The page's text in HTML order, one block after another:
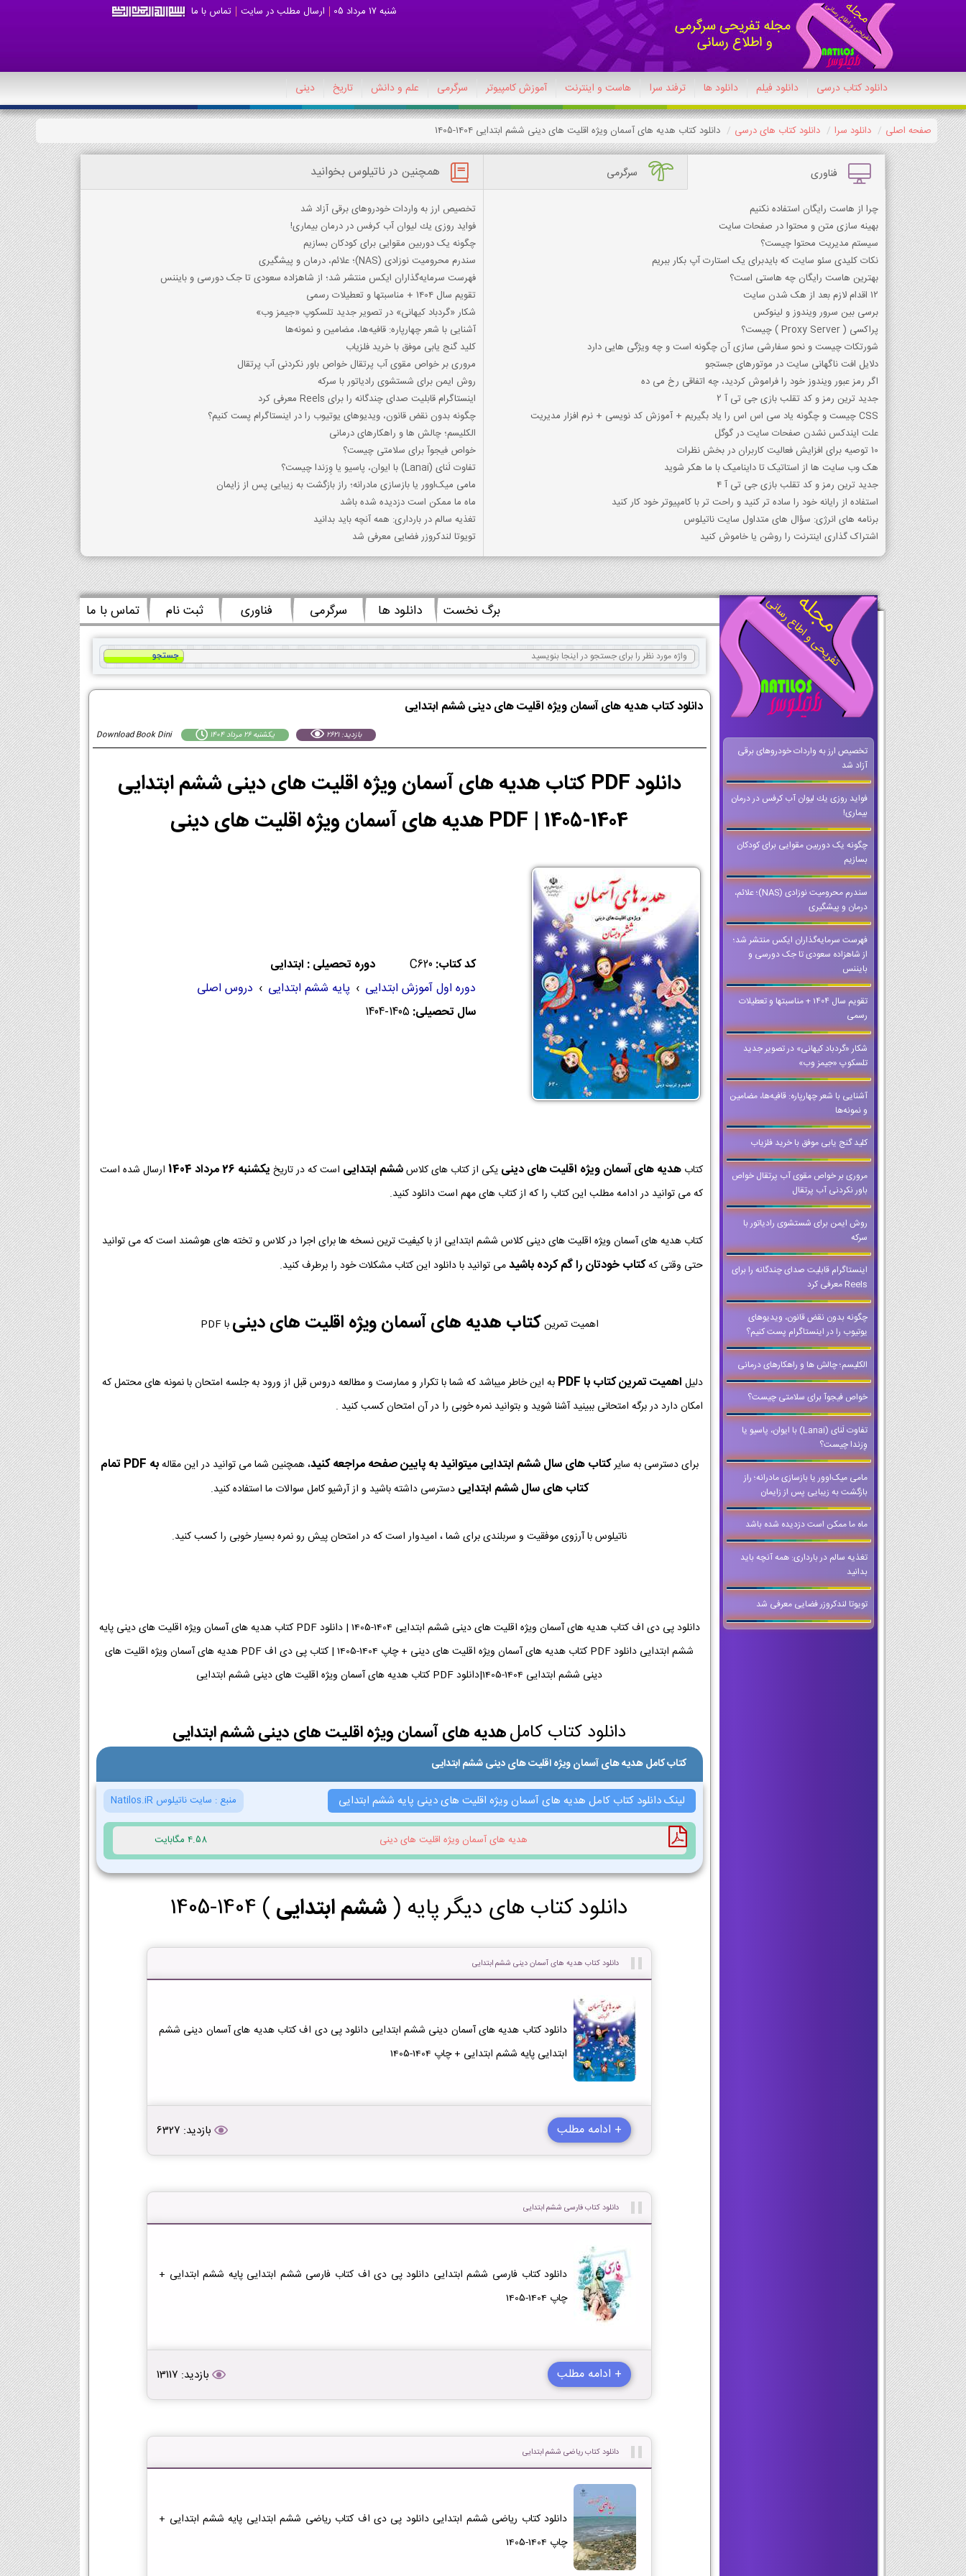
شنبه 17 مرداد 05 ارسال مطلب در سایت تماس با ما
دانلود کتاب درسی دانلود فیلم دانلود ها ترفند سرا هاست و اینترنت آموزش کامپیوتر سرگرمی علم و دانش تاریخ دینی
صفحه اصلی دانلود سرا دانلود کتاب های درسی دانلود کتاب هدیه های آسمان ویژه اقلیت های دینی ششم ابتدایی 1404-1405
فناوری سرگرمی
چرا از هاست رایگان استفاده نکنیم
بهینه سازی متن و محتوا در صفحات سایت
سیستم مدیریت محتوا چیست؟
نکات کلیدی سئو سایت که بایدبرای یک استارت آپ بکار ببریم
بهترین هاست رایگان چه هاستی است؟
12 اقدام لازم بعد از هک شدن سایت
برسی بین سرور ویندوز و لینوکس
پراکسي ( Proxy Server ) چيست؟
شورتکات چیست و نحو سفارشی سازی آن چگونه است و چه ویژگی هایی دارد
دلایل افت ناگهانی سایت در موتورهای جستجو
اگر رمز عبور ویندوز خود را فراموش کردید، چه اتفاقی رخ می ده
جدید ترین رمز و کد تقلب بازی جی تی آ 2
CSS چیست و چگونه یاد سی اس اس را یاد بگیریم + آموزش کد نویسی + نرم افزار مدیریت
علت ایندکس نشدن صفحات سایت در گوگل
10 توصیه برای افزایش فعالیت کاربران در بخش نظرات
هک وب سایت ها از استاتیک تا داینامیک با ما هکر شوید
جدید ترین رمز و کد تقلب بازی جی تی آ 4
استفاده از رایانه خود را ساده تر کنید و راحت تر با کامپیوتر خود کار کنید
برنامه های انرژی: سؤال های متداول سایت ناتیلوس
اشتراک گذاری اینترنت را روشن یا خاموش کنید
همچنین در ناتیلوس بخوانید
تخصیص ارز به واردات خودروهای برقی آزاد شد
فواید روزی یك لیوان آب كرفس در درمان بیماری!
چگونه یک دوربین مقوایی برای کودکان بسازیم
سندرم محرومیت نوزادی (NAS)؛ علائم، درمان و پیشگیری
فهرست سرمایه‌گذاران ایکس منتشر شد؛ از شاهزاده سعودی تا جک دورسی و بایننس
تقویم سال 1404 + مناسبتها و تعطیلات رسمی
شکار «گردباد کیهانی» در تصویر جدید تلسکوپ «جیمز وب»
آشنایی با شعر چهارپاره: قافیه‌ها، مضامین و نمونه‌ها
کلید گنج یابی موفق با خرید فلزیاب
مروری بر خواص مقوی آب پرتقال خواص باور نکردنی آب پرتقال
روش ایمن برای شستشوی رادیاتور با سرکه
اینستاگرام قابلیت صدای چندگانه را برای Reels معرفی کرد
چگونه بدون نقض قانون، ویدیوهای یوتیوب را در اینستاگرام پست کنیم؟
الکلیسم؛ چالش ها و راهکارهای درمانی
خواص فیجوآ برای سلامتی چیست؟
تفاوت لَنای (Lanai) با ایوان، پاسیو یا وِرَندا چیست؟
مامی میک‌اوور یا بازسازی مادرانه؛ راز بازگشت به زیبایی پس از زایمان
ماه ما ممکن است دزدیده شده باشد
تغذیه سالم در بارداری: همه آنچه باید بدانید
تویوتا لندکروزر فضایی معرفی شد
تخصیص ارز به واردات خودروهای برقی
آزاد شد
فواید روزی یك لیوان آب كرفس در درمان
بیماری!
چگونه یک دوربین مقوایی برای کودکان
بسازیم
سندرم محرومیت نوزادی (NAS)؛ علائم،
درمان و پیشگیری
فهرست سرمایه‌گذاران ایکس منتشر شد؛
از شاهزاده سعودی تا جک دورسی و
بایننس
تقویم سال 1404 + مناسبتها و تعطیلات
رسمی
شکار «گردباد کیهانی» در تصویر جدید
تلسکوپ «جیمز وب»
آشنایی با شعر چهارپاره: قافیه‌ها، مضامین
و نمونه‌ها
کلید گنج یابی موفق با خرید فلزیاب
مروری بر خواص مقوی آب پرتقال خواص
باور نکردنی آب پرتقال
روش ایمن برای شستشوی رادیاتور با
سرکه
اینستاگرام قابلیت صدای چندگانه را برای
Reels معرفی کرد
چگونه بدون نقض قانون، ویدیوهای
یوتیوب را در اینستاگرام پست کنیم؟
الکلیسم؛ چالش ها و راهکارهای درمانی
خواص فیجوآ برای سلامتی چیست؟
تفاوت لَنای (Lanai) با ایوان، پاسیو یا
وِرَندا چیست؟
مامی میک‌اوور یا بازسازی مادرانه؛ راز
بازگشت به زیبایی پس از زایمان
ماه ما ممکن است دزدیده شده باشد
تغذیه سالم در بارداری: همه آنچه باید
بدانید
تویوتا لندکروزر فضایی معرفی شد
برگ نخست دانلود ها سرگرمی فناوری ثبت نام تماس با ما
دانلود کتاب هدیه های آسمان ویژه اقلیت های دینی ششم ابتدایی
Download Book Dini يكشنبه 26 مرداد 1404 بازدید: 2621
دانلود PDF کتاب هدیه های آسمان ویژه اقلیت های دینی ششم ابتدایی
1404-1405 | PDF هدیه های آسمان ویژه اقلیت های دینی
کد کتاب: C620
دوره تحصیلی : ابتدایی
دوره اول آموزش ابتدایی › پایه ششم ابتدایی › دروس اصلی
سال تحصیلی: 1404-1405
کتابهدیه های آسمان ویژه اقلیت های دینی یکی از کتاب های کلاسششم ابتدایی است که در تاریخ يكشنبه 26 مرداد 1404
ارسال شده است
که می توانید در ادامه مطلب این کتاب را که از کتاب های مهم است دانلود کنید.
کتاب هدیه های آسمان ویژه اقلیت های دینی کلاس ششم ابتدایی از با کیفیت ترین نسخه ها برای اجرا در کلاس و تخته های هوشمند است که می توانید
حتی وقتی کهکتاب خودتان را گم کرده باشیدمی توانید با دانلود این کتاب مشکلات خود را برطرف کنید.
اهمیت تمرینکتاب هدیه های آسمان ویژه اقلیت های دینی با PDF
دلیل اهمیت تمرین کتاب با PDF
به این خاطر میباشد که شما با تکرار و ممارست و مطالعه دروس قبل از ورود به جلسه امتحان با نمونه های محتمل که
امکان دارد در برگه امتحانی ببینید آشنا شوید و بتوانید نمره خوبی را در آن امتحان کسب کنید .
برای دسترسی به سایرکتاب های سال ششم ابتدایی میتوانید به پایین صفحه مراجعه کنید، همچنین شما می توانید در این مقاله
به PDF تمام
کتاب های سال ششم ابتدایی دسترسی داشته باشید و از آرشیو کامل سوالات ما استفاده کنید.
ناتیلوس با آرزوی موفقیت و سربلندی برای شما ، امیدوار است که در امتحان پیش رو نمره بسیار خوبی را کسب کنید.
دانلود پی دی اف کتاب هدیه های آسمان ویژه اقلیت های دینی ششم ابتدایی 1404-1405 | دانلود PDF کتاب هدیه های آسمان ویژه اقلیت های دینی پایه
ششم ابتدایی دانلود PDF کتاب هدیه های آسمان ویژه اقلیت های دینی + چاپ 1404-1405 | کتاب پی دی اف PDF هدیه های آسمان ویژه اقلیت های
دینی ششم ابتدایی 1404-1405|دانلود PDF کتاب هدیه های آسمان ویژه اقلیت های دینی ششم ابتدایی
دانلود کتاب کاملهدیه های آسمان ویژه اقلیت های دینی ششم ابتدایی
کتاب کامل هدیه های آسمان ویژه اقلیت های دینی ششم ابتدایی
لینک دانلود کتاب کامل هدیه های آسمان ویژه اقلیت های دینی پایه ششم ابتدایی منبع : سایت ناتیلوس Natilos.iR
هدیه های آسمان ویژه اقلیت های دینی 4.58 مگابایت
دانلود کتاب های دیگر پایه (ششم ابتدایی ) 1404-1405
دانلود کتاب هدیه های آسمان دینی ششم ابتدایی
دانلود کتاب هدیه های آسمان دینی ششم ابتدایی دانلود پی دی اف کتاب هدیه های آسمان دینی ششم
ابتدایی پایه ششم ابتدایی + چاپ 1404-1405
+ ادامه مطلب بازدید: 6327
دانلود کتاب فارسی ششم ابتدایی
دانلود کتاب فارسی ششم ابتدایی دانلود پی دی اف کتاب فارسی ششم ابتدایی پایه ششم ابتدایی +
چاپ 1404-1405
+ ادامه مطلب بازدید: 13117
دانلود کتاب ریاضی ششم ابتدایی
دانلود کتاب ریاضی ششم ابتدایی دانلود پی دی اف کتاب ریاضی ششم ابتدایی پایه ششم ابتدایی +
چاپ 1404-1405